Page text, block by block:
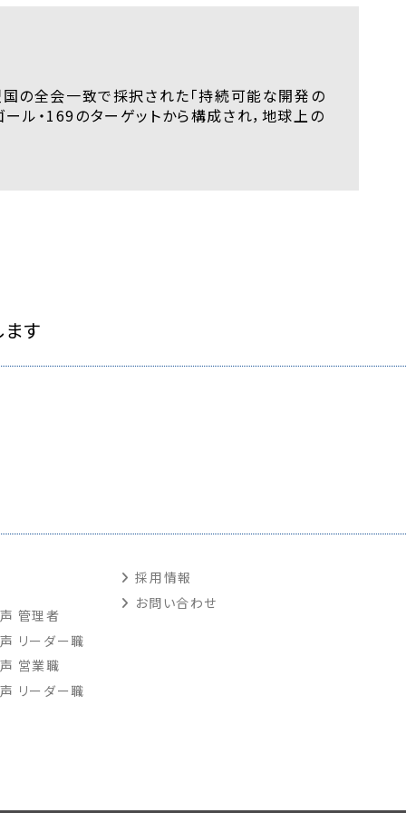
の全会一致で採択された「持続可能な開発の
ル・169のターゲットから構成され，地球上の
す
管理者
リーダー職
営業職
リーダー職
採用情報
お問い合わせ